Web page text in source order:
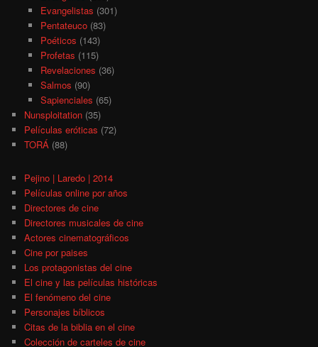
Evangelistas (301)
Pentateuco(83)
Poéticos (143)
Profetas (115)
Revelaciones (36)
Salmos (90)
Sapienciales (65)
Nunsploitation (35)
Películas eróticas (72)
TORÁ (88)
Pejino | Laredo | 2014
Películas online por años
Directores de cine
Directores musicales de cine
Actores cinematográficos
Cine por paises
Los protagonistas del cine
El cine y las películas históricas
El fenómeno del cine
Personajes bíblicos
Citas de la biblia en el cine
Colección de carteles de cine